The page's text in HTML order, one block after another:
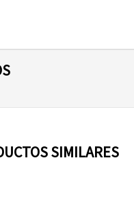
SIMILARES